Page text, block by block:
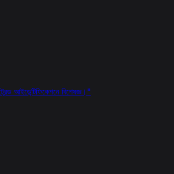
আইডেন্টিফিকেশনে বিশেষজ্ঞ। "